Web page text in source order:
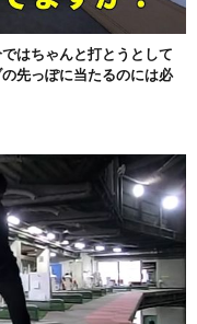
はちゃんと打とうとして
先っぽに当たるのには必